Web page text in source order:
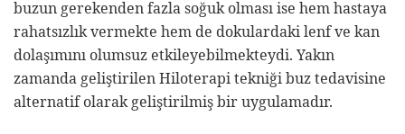
buzun gerekenden fazla soğuk olması ise hem hastaya
rahatsızlık vermekte hem de dokulardaki lenf ve kan
dolaşımını olumsuz etkileyebilmekteydi. Yakın
zamanda geliştirilen Hiloterapi tekniği buz tedavisine
alternatif olarak geliştirilmiş bir uygulamadır.